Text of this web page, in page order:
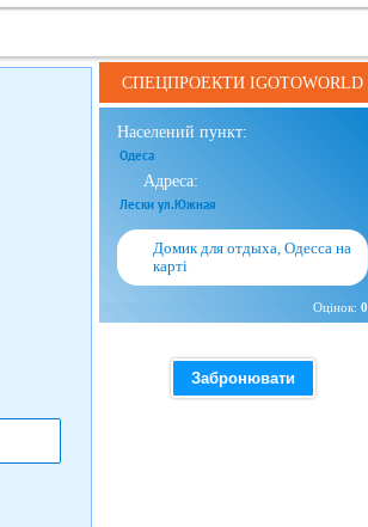
СПЕЦПРОЕКТИ IGOTOWORLD
Населений пункт:
Одеса
Адреса:
Лески ул.Южная
Домик для отдыха, Одесса на
карті
Оцінок: 0
Забронювати